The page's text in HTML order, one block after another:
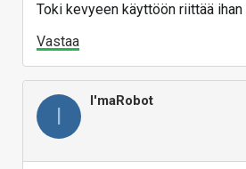
Toki kevyeen käyttöön riittää ihan
Vastaa
I'maRobot